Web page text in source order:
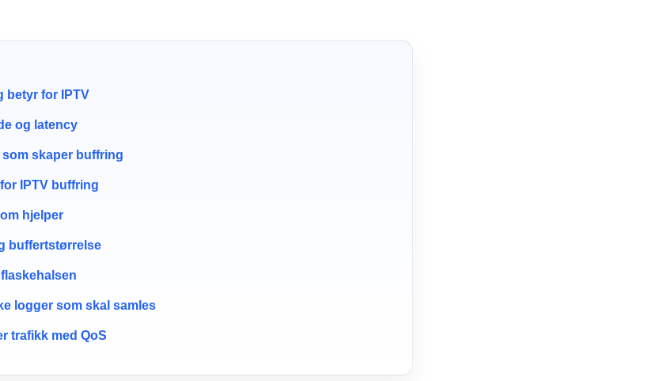
betyr for IPTV
og latency
skaper buffring
IPTV buffring
hjelper
buffertstørrelse
logger som skal samles
trafikk med QoS